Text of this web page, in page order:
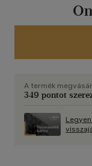
az életükért
pillanatban -
Élet az ember után
kőkemény
A termék
349 pontot